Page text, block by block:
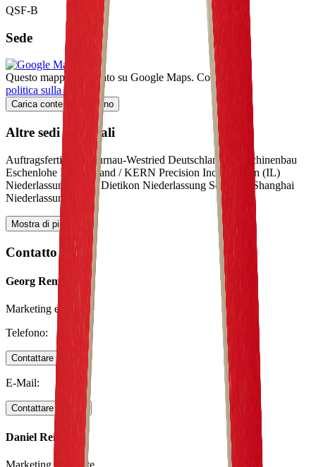
QSF-B
Sede
Questo mappa è ospitato su Google Maps. Consulta la
politica sulla privacy
Carica contenuto esterno
Altre sedi aziendali
Auftragsfertigung Murnau-Westried Deutschland / Maschinenbau
Eschenlohe Deutschland / KERN Precision Inc. Addison (IL)
Niederlassung USA/ Dietikon Niederlassung Schweiz/ Shanghai
Niederlassung China
Mostra di più
Contatto
Georg Remlinger
Marketing e vendite
Telefono:
Contattare adesso
E-Mail:
Contattare adesso
Daniel Reinhardt
Marketing e vendite